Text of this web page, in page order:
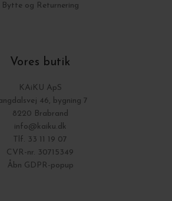
Bytte og Returnering
Vores butik
KAiKU ApS
46, bygning 7
8220 Brabrand
info@kaiku.dk
Tlf. 33 11 19 07
CVR-nr. 30715349
Åbn GDPR-popup